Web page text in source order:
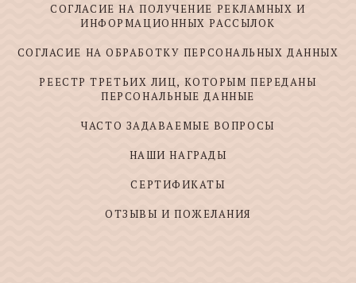
СОГЛАСИЕ НА ПОЛУЧЕНИЕ РЕКЛАМНЫХ И
ИНФОРМАЦИОННЫХ РАССЫЛОК
СОГЛАСИЕ НА ОБРАБОТКУ ПЕРСОНАЛЬНЫХ ДАННЫХ
РЕЕСТР ТРЕТЬИХ ЛИЦ, КОТОРЫМ ПЕРЕДАНЫ
ПЕРСОНАЛЬНЫЕ ДАННЫЕ
ЧАСТО ЗАДАВАЕМЫЕ ВОПРОСЫ
НАШИ НАГРАДЫ
СЕРТИФИКАТЫ
ОТЗЫВЫ И ПОЖЕЛАНИЯ